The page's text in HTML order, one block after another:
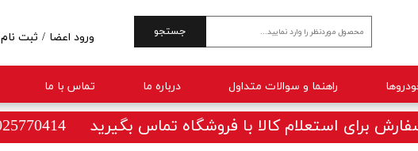
جستجو
راهنما و سوالات متداول درباره ما تماس با ما
ورود اعضا / ثبت نام
تغییر گذر واژه
سفارشاتبرای استعلام کالا با فروشگاه تماس بگیرید 09025770414